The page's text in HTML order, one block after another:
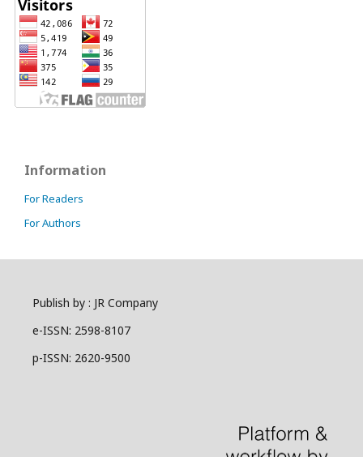
Information
For Readers
For Authors
Publish by : JR Company
e-ISSN: 2598-8107
p-ISSN: 2620-9500